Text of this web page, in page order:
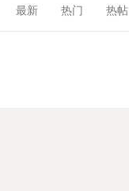
最新 热门 热帖